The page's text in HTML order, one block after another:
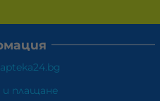
плащане